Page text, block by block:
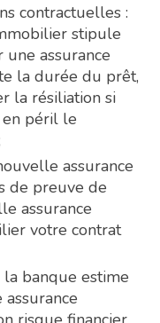
contractuelles :
stipule
assurance
la durée du prêt,
la résiliation si
péril le
assurance
de preuve de
assurance
votre contrat
la banque estime